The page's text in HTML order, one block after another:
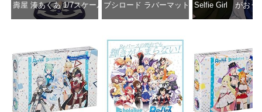
壽屋 湊あくあ 1/7スケール PVC製 塗装済み完成品フィギュア PP942
ブシロード ラバーマットコレクション
Selfie Girl がおう